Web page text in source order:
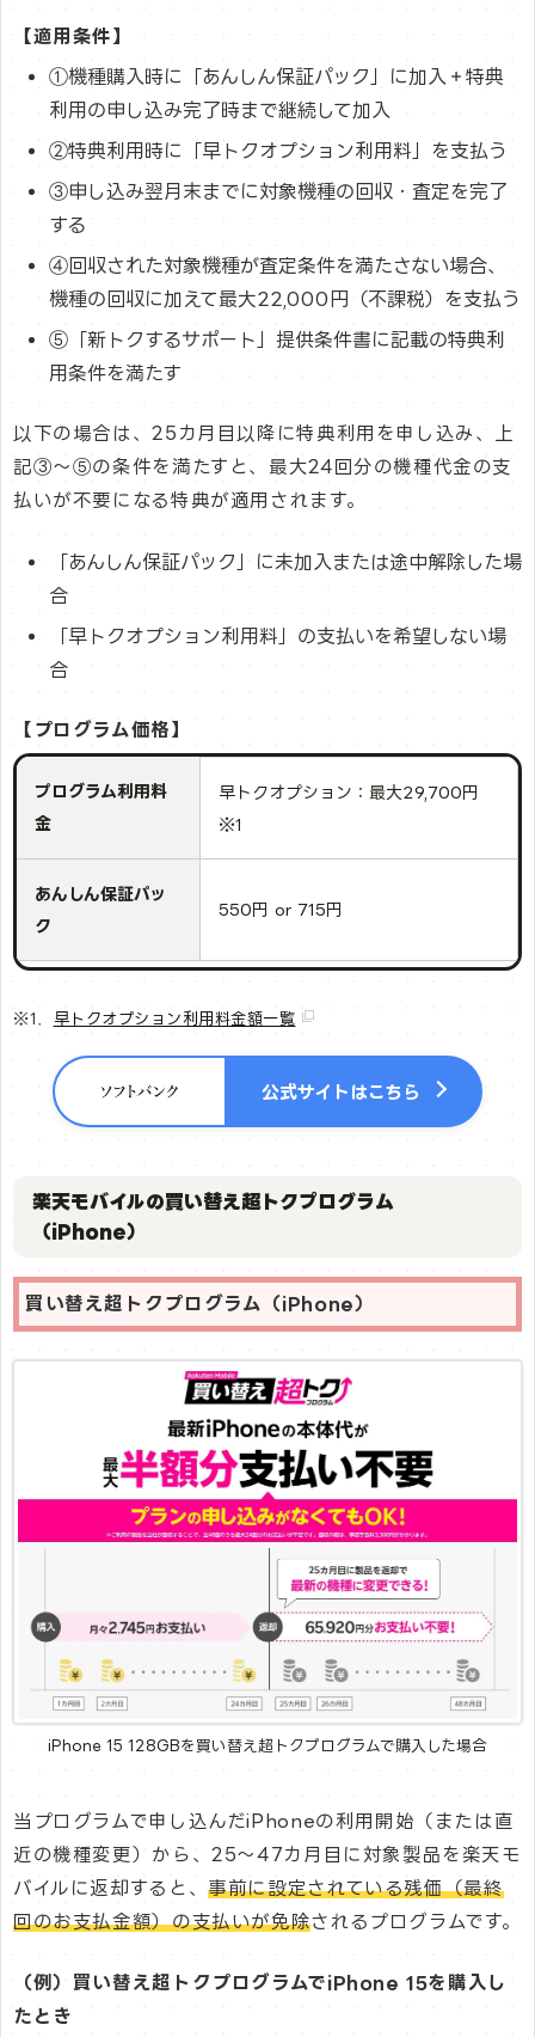
【適用条件】
①機種購入時に「あんしん保証パック」に加入＋特典
利用の申し込み完了時まで継続して加入
②特典利用時に「早トクオプション利用料」を支払う
③申し込み翌月末までに対象機種の回収・査定を完了
する
④回収された対象機種が査定条件を満たさない場合、
機種の回収に加えて最大22,000円（不課税）を支払う
⑤「新トクするサポート」提供条件書に記載の特典利
用条件を満たす
以下の場合は、25カ月目以降に特典利用を申し込み、上
記③～⑤の条件を満たすと、最大24回分の機種代金の支
払いが不要になる特典が適用されます。
「あんしん保証パック」に未加入または途中解除した場
合
「早トクオプション利用料」の支払いを希望しない場
合
【プログラム価格】
プログラム利用料
金
早トクオプション：最大29,700円
※1
あんしん保証パッ
ク
550円 or 715円
※1． 早トクオプション利用料金額一覧
公式サイトはこちら
楽天モバイルの買い替え超トクプログラム
（iPhone）
買い替え超トクプログラム（iPhone）
iPhone 15 128GBを買い替え超トクプログラムで購入した場合
当プログラムで申し込んだiPhoneの利用開始（または直
近の機種変更）から、25～47カ月目に対象製品を楽天モ
バイルに返却すると、事前に設定されている残価（最終
回のお支払金額）の支払いが免除されるプログラムです。
（例）買い替え超トクプログラムでiPhone 15を購入し
たとき